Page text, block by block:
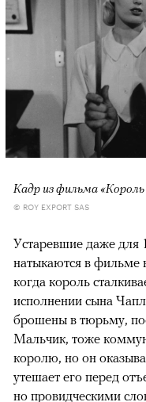
Кадр из фильма
© ROY EXPORT SAS
Устаревшие даже для
натыкаются в фильме
когда король
исполнении сына
брошены в тюрьму,
Мальчик, тоже
королю, но он
утешает его перед
но провидческими